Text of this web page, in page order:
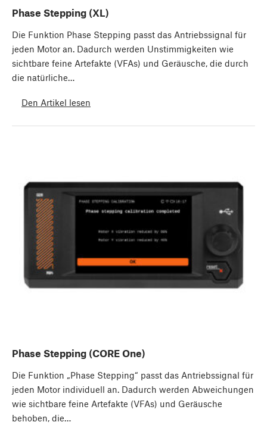
Phase Stepping (XL)
Die Funktion Phase Stepping passt das Antriebssignal für
jeden Motor an. Dadurch werden Unstimmigkeiten wie
sichtbare feine Artefakte (VFAs) und Geräusche, die durch
die natürliche…
Den Artikel lesen
Phase Stepping (CORE One)
Die Funktion „Phase Stepping“ passt das Antriebssignal für
jeden Motor individuell an. Dadurch werden Abweichungen
wie sichtbare feine Artefakte (VFAs) und Geräusche
behoben, die…